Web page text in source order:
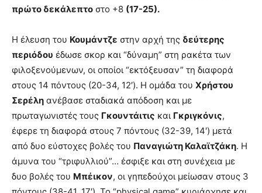
πρώτο δεκάλεπτο στο +8 (17-25).
Η έλευση του Κουμάντζε στην αρχή της δεύτερης
περιόδου έδωσε σκορ και “δύναμη” στη ρακέτα των
φιλοξενούμενων, οι οποίοι “εκτόξευσαν” τη διαφορά
στους 14 πόντους (20-34, 12′). Η ομάδα του Χρήστου
Σερέλη ανέβασε σταδιακά απόδοση και με
πρωταγωνιστές τους Γκουντάιτις και Γκριγκόνις,
έφερε τη διαφορά στους 7 πόντους (32-39, 14′) μετά
από δυο εύστοχες βολές του Παναγιώτη Καλαϊτζάκη. Η
άμυνα του “τριφυλλιού”… έσφιξε και στη συνέχεια με
δυο βολές του Μπέικον, οι γηπεδούχοι μείωσαν στους 3